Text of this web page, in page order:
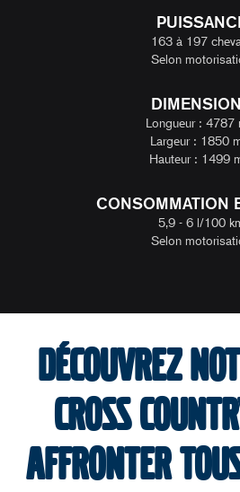
163 à 197
Selon
Longueur : 4787
Largeur : 1850
Hauteur : 1499
CONSOMMATION
5,9 - 6 l/100
Selon
Découvrez
cross
affronter